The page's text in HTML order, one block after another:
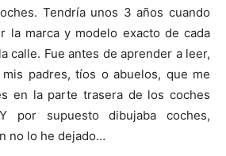
Tendría unos 3 años cuando
la marca y modelo exacto de cada
calle. Fue antes de aprender a leer,
padres, tíos o abuelos, que me
en la parte trasera de los coches
por supuesto dibujaba coches,
no lo he dejado…